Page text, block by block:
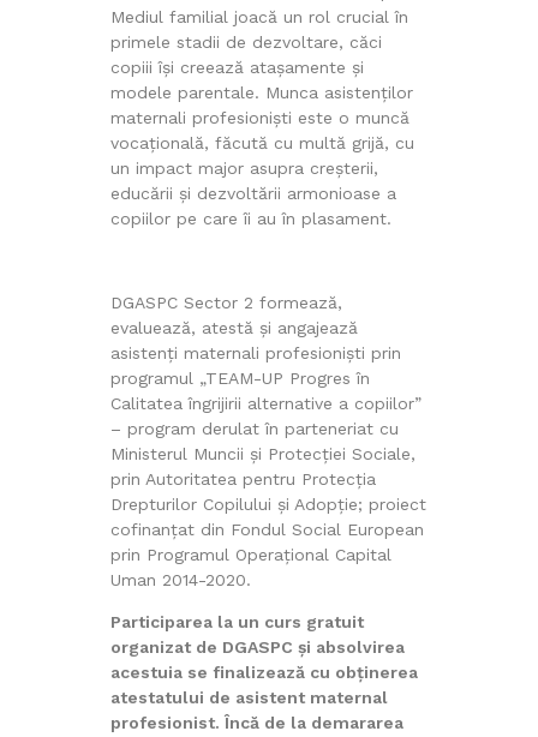
Mediul familial joacă un rol crucial în
primele stadii de dezvoltare, căci
copiii își creează atașamente și
modele parentale. Munca asistenților
maternali profesioniști este o muncă
vocațională, făcută cu multă grijă, cu
un impact major asupra creșterii,
educării și dezvoltării armonioase a
copiilor pe care îi au în plasament.
DGASPC Sector 2 formează,
evaluează, atestă şi angajează
asistenți maternali profesioniști prin
programul „TEAM-UP Progres în
Calitatea îngrijirii alternative a copiilor”
– program derulat în parteneriat cu
Ministerul Muncii și Protecției Sociale,
prin Autoritatea pentru Protecția
Drepturilor Copilului și Adopție; proiect
cofinanțat din Fondul Social European
prin Programul Operațional Capital
Uman 2014-2020.
Participarea la un curs gratuit
organizat de DGASPC și absolvirea
acestuia se finalizează cu obținerea
atestatului de asistent maternal
profesionist. Încă de la demararea